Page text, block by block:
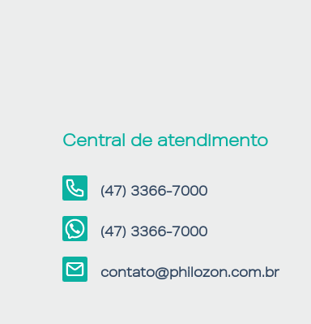
Central de atendimento
(47) 3366-7000
(47) 3366-7000
contato@philozon.com.br